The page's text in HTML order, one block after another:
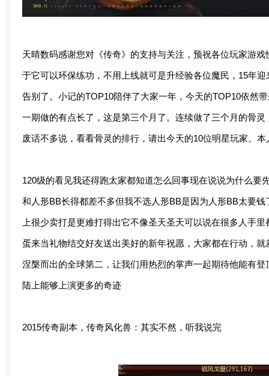
天晴数码感谢您对《传奇》的支持与关注，预祝各位玩家游
于它可以环保练功，不用上线就可是升经验各位魔民，15年
告别了。小记的TOP10陪伴了大家一年，今天的TOP10依然
一期做的有点长了，这是第三个月了。连续做了三个月的骨
废话不多说，看看骨灵的排行，请出今天的10位明星玩家。
120级的看见我还得跑太家都知道怎么回事现在说说为什么要
和人形BB长得都差不多但我不选人形BB是因为人形BB太要
上很少卖打是更难打得出它不像圣天圣天可以说在很多人手
蛋来当礼物结交好友送出美好的新年祝愿，大家都在行动，
涅槃而出的全球第二，让我们用热烈的掌声一起期待他能有
陆上能够上演更多的奇迹
2015传奇副本，传奇风化兽：其实不然，听我说完